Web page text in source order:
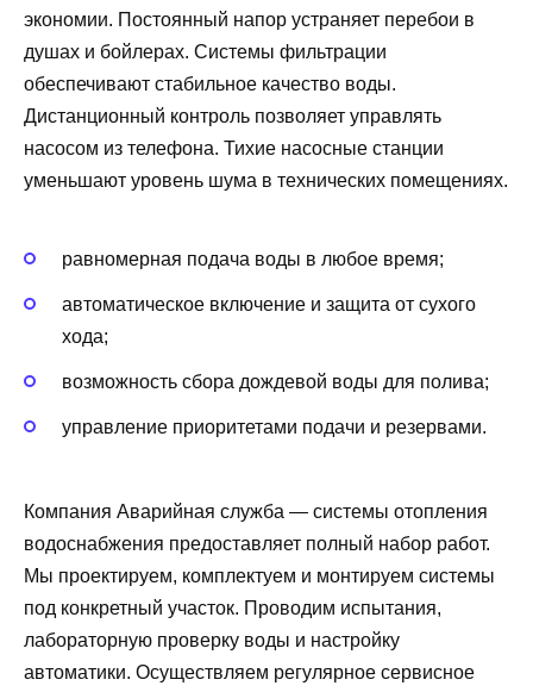
экономии. Постоянный напор устраняет перебои в
душах и бойлерах. Системы фильтрации
обеспечивают стабильное качество воды.
Дистанционный контроль позволяет управлять
насосом из телефона. Тихие насосные станции
уменьшают уровень шума в технических помещениях.
равномерная подача воды в любое время;
автоматическое включение и защита от сухого
хода;
возможность сбора дождевой воды для полива;
управление приоритетами подачи и резервами.
Компания Аварийная служба — системы отопления
водоснабжения предоставляет полный набор работ.
Мы проектируем, комплектуем и монтируем системы
под конкретный участок. Проводим испытания,
лабораторную проверку воды и настройку
автоматики. Осуществляем регулярное сервисное